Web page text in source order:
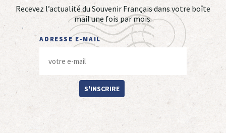
Recevez l’actualité du Souvenir Français dans votre boîte
mail une fois par mois.
ADRESSE E-MAIL
S'INSCRIRE